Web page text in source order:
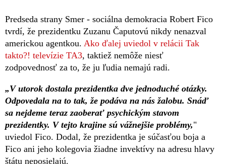
Predseda strany Smer - sociálna demokracia Robert Fico
tvrdí, že prezidentku Zuzanu Čaputovú nikdy nenazval
americkou agentkou. Ako ďalej uviedol v relácii Tak
takto?! televízie TA3, taktiež nemôže niesť
zodpovednosť za to, že ju ľudia nemajú radi.
„V utorok dostala prezidentka dve jednoduché otázky.
Odpovedala na to tak, že podáva na nás žalobu. Snáď
sa nejdeme teraz zaoberať psychickým stavom
prezidentky. V tejto krajine sú vážnejšie problémy,"
uviedol Fico. Dodal, že prezidentka je súčasťou boja a
Fico ani jeho kolegovia žiadne invektívy na adresu hlavy
štátu neposielajú.